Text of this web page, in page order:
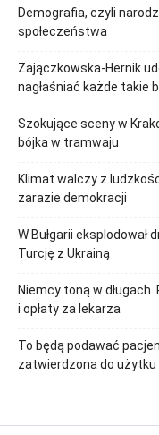
Demografia, czyli
społeczeństwa
Zajączkowska-Hernik
nagłaśniać każde takie
Szokujące sceny w
bójka w tramwaju
Klimat walczy z
zarazie demokracji
W Bułgarii eksplodował
Turcję z Ukrainą
Niemcy toną w
i opłaty za lekarza
To będą podawać
zatwierdzona do użytku